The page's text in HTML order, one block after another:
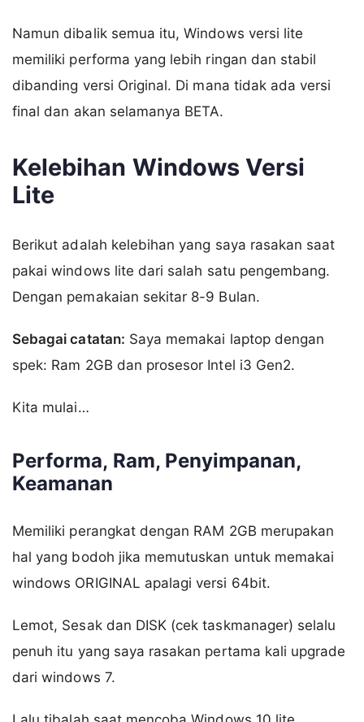
Namun dibalik semua itu, Windows versi lite
memiliki performa yang lebih ringan dan stabil
dibanding versi Original. Di mana tidak ada versi
final dan akan selamanya BETA.
Kelebihan Windows Versi
Lite
Berikut adalah kelebihan yang saya rasakan saat
pakai windows lite dari salah satu pengembang.
Dengan pemakaian sekitar 8-9 Bulan.
Sebagai catatan: Saya memakai laptop dengan
spek: Ram 2GB dan prosesor Intel i3 Gen2.
Kita mulai…
Performa, Ram, Penyimpanan,
Keamanan
Memiliki perangkat dengan RAM 2GB merupakan
hal yang bodoh jika memutuskan untuk memakai
windows ORIGINAL apalagi versi 64bit.
Lemot, Sesak dan DISK (cek taskmanager) selalu
penuh itu yang saya rasakan pertama kali upgrade
dari windows 7.